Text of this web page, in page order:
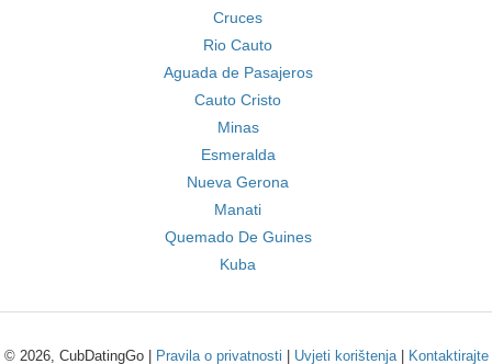
Cruces
Rio Cauto
Aguada de Pasajeros
Cauto Cristo
Minas
Esmeralda
Nueva Gerona
Manati
Quemado De Guines
Kuba
© 2026, CubDatingGo | Pravila o privatnosti Uvjeti korištenja| Kontaktirajte